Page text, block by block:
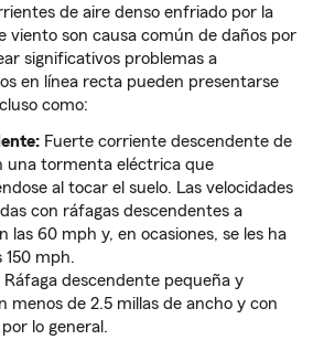
de aire denso enfriado por la
viento son causa común de daños por
significativos problemas a
en línea recta pueden presentarse
como:
Fuerte corriente descendente de
una tormenta eléctrica que
al tocar el suelo. Las velocidades
con ráfagas descendentes a
las 60 mph y, en ocasiones, se les ha
150 mph.
Ráfaga descendente pequeña y
menos de 2.5 millas de ancho y con
lo general.